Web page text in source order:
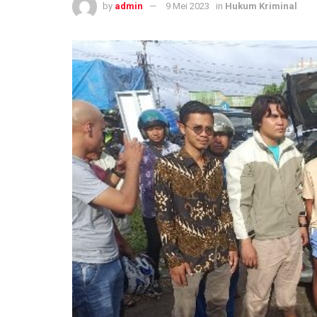
by admin 9 Mei 2023 in Hukum Kriminal